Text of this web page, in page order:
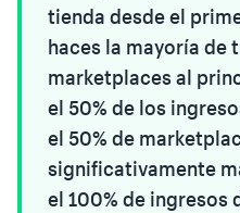
tienda desde el
haces la mayoría de
marketplaces al
el 50% de los
el 50% de
significativamente
el 100% de ingresos